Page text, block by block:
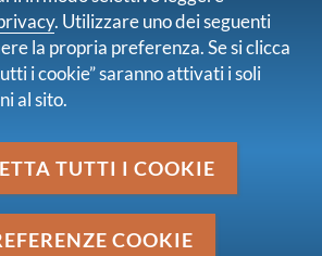
compagnia NOVIS
del Comitato per le politiche
Sostenibile: Documento per
tra Piccole e Medie
. Utilizzare uno dei seguenti
la propria preferenza. Se si clicca
i cookie” saranno attivati i soli
al sito.
TUTTI I COOKIE
COOKIE